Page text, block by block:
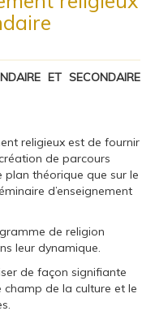
ET SECONDAIRE
religieux est de fournir
de parcours
théorique que sur le
d’enseignement
de religion
leur dynamique.
de façon signifiante
champ de la culture et le